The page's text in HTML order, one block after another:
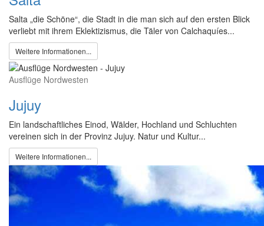
Salta „die Schöne“, die Stadt in die man sich auf den ersten Blick
verliebt mit ihrem Eklektizismus, die Täler von Calchaquíes...
Weitere Informationen...
Ausflüge Nordwesten
Jujuy
Ein landschaftliches Einod, Wälder, Hochland und Schluchten
vereinen sich in der Provinz Jujuy. Natur und Kultur...
Weitere Informationen...